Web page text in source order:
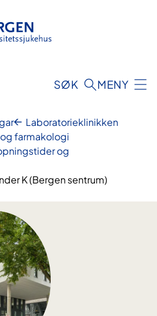
SØK MENY
Laboratorie­klinikken
farmakologi
og
K (Bergen sentrum)